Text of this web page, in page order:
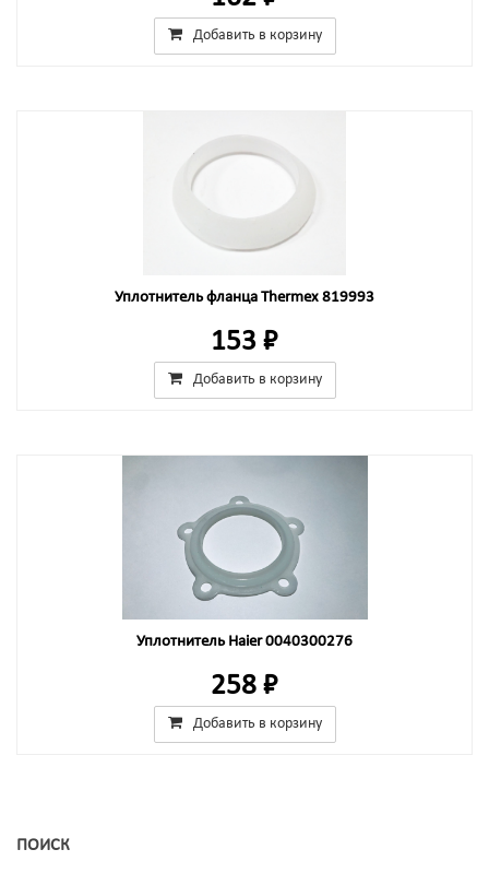
Добавить в корзину
Уплотнитель фланца Thermex 819993
153 ₽
Добавить в корзину
Уплотнитель Haier 0040300276
258 ₽
Добавить в корзину
ПОИСК